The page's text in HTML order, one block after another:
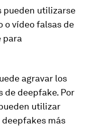
pueden utilizarse
o vídeo falsas de
para
agravar los
de deepfake. Por
utilizar
más